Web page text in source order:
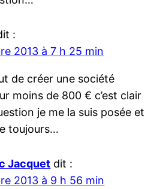
:
2013 à 7 h 25 min
de créer une société
moins de 800 € c’est clair
je me la suis posée et
toujours…
Jacquet dit :
2013 à 9 h 56 min